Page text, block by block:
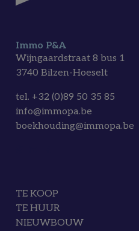
Immo P&A
Wijngaardstraat 8 bus 1
3740 Bilzen-Hoeselt
tel. +32 (0)89 50 35 85
info@immopa.be
boekhouding@immopa.be
TE KOOP
TE HUUR
NIEUWBOUW